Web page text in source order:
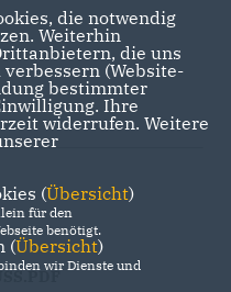
die notwendig
Weiterhin
die uns
(Website-
bestimmter
Ihre
widerrufen. Weitere
(Übersicht)
für den
benötigt.
(Übersicht)
wir Dienste und